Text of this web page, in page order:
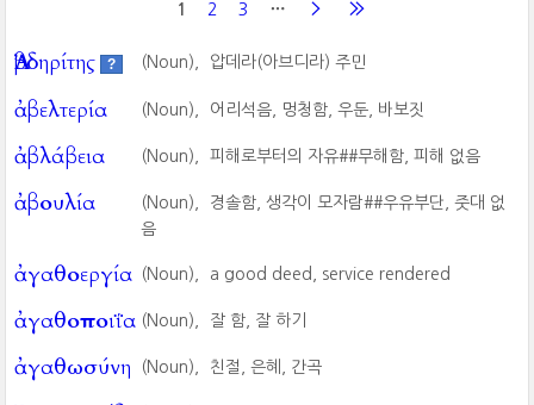
1 2 3
Ἀβδηρίτης ? (Noun), 압데라(아브디라) 주민
ἀβελτερία (Noun), 어리석음, 멍청함, 우둔, 바보짓
ἀβλάβεια (Noun), 피해로부터의 자유##무해함, 피해 없음
ἀβουλία (Noun),
경솔함, 생각이 모자람##우유부단, 줏대 없
음
ἀγαθοεργία (Noun), a good deed, service rendered
ἀγαθοποιΐα (Noun), 잘 함, 잘 하기
ἀγαθωσύνη (Noun), 친절, 은혜, 간곡